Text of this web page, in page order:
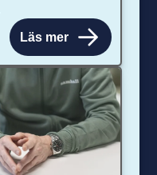
Läs mer